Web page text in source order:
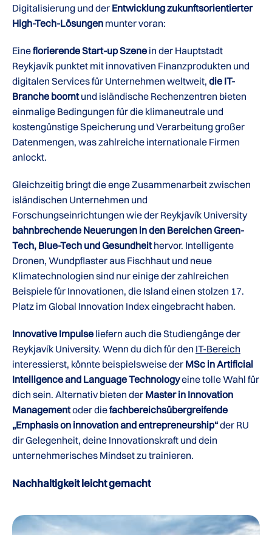
Digitalisierung und der Entwicklung zukunftsorientierter
High-Tech-Lösungen munter voran:
Eineflorierende Start-up Szene in der Hauptstadt
Reykjavík punktet mit innovativen Finanzprodukten und
digitalen Services für Unternehmen weltweit, die IT-
Branche boomtund isländische Rechenzentren bieten
einmalige Bedingungen für die klimaneutrale und
kostengünstige Speicherung und Verarbeitung großer
Datenmengen, was zahlreiche internationale Firmen
anlockt.
Gleichzeitig bringt die enge Zusammenarbeit zwischen
isländischen Unternehmen und
Forschungseinrichtungen wie der Reykjavík University
bahnbrechende Neuerungen in den Bereichen Green-
Tech, Blue-Tech und Gesundheithervor. Intelligente
Dronen, Wundpflaster aus Fischhaut und neue
Klimatechnologien sind nur einige der zahlreichen
Beispiele für Innovationen, die Island einen stolzen 17.
Platz im Global Innovation Index eingebracht haben.
Innovative Impulse liefern auch die Studiengänge der
Reykjavík University. Wenn du dich für den IT-Bereich
interessierst, könnte beispielsweise der MSc in Artificial
Intelligence and Language Technologyeine tolle Wahl für
dich sein. Alternativ bieten der Master in Innovation
Managementoder diefachbereichsübergreifende
„Emphasis on innovation and entrepreneurship“der RU
dir Gelegenheit, deine Innovationskraft und dein
unternehmerisches Mindset zu trainieren.
Nachhaltigkeit leicht gemacht